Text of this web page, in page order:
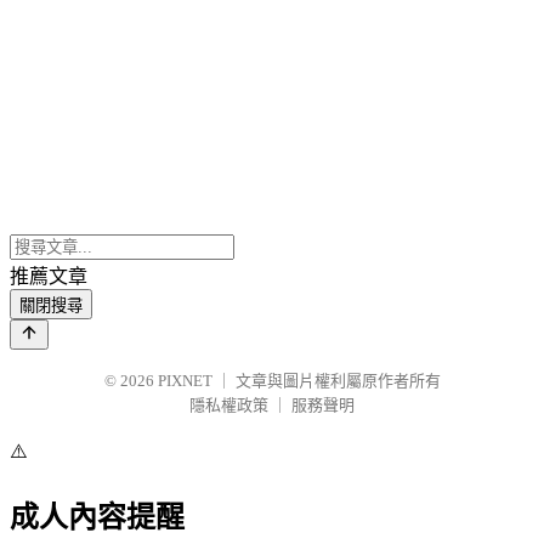
推薦文章
關閉搜尋
© 2026 PIXNET
文章與圖片權利屬原作者所有
隱私權政策
服務聲明
⚠️
成人內容提醒